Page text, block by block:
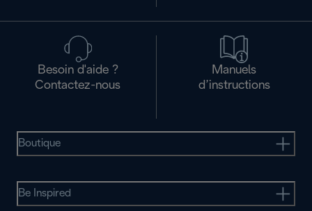
Besoin d'aide ?
Contactez-nous
Manuels
d’instructions
Boutique
Be Inspired